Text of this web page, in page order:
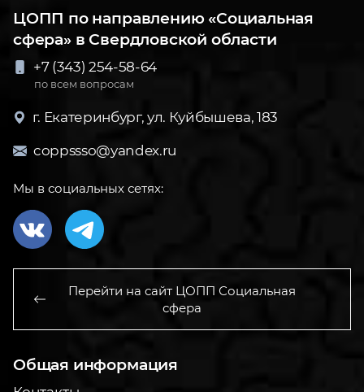
ЦОПП по направлению «Социальная
сфера» в Свердловской области
+7 (343) 254-58-64
по всем вопросам
г. Екатеринбург, ул. Куйбышева, 183
coppssso@yandex.ru
Мы в социальных сетях:
Перейти на сайт ЦОПП Социальная
сфера
Общая информация